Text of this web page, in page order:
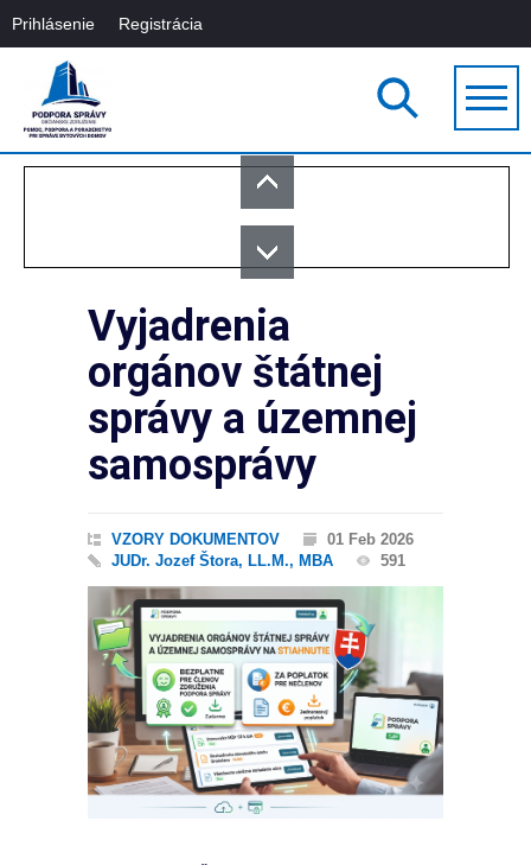
Prihlásenie Registrácia
Vyjadrenia
orgánov štátnej
správy a územnej
samosprávy
VZORY DOKUMENTOV
01 Feb 2026
JUDr. Jozef Štora, LL.M., MBA
591